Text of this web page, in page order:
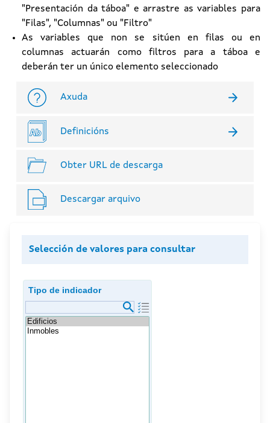
"Presentación da táboa" e arrastre as variables para
"Filas", "Columnas" ou "Filtro"
As variables que non se sitúen en filas ou en
columnas actuarán como filtros para a táboa e
deberán ter un único elemento seleccionado
Axuda
Definicións
Obter URL de descarga
Descargar arquivo
Selección de valores para consultar
Tipo de indicador